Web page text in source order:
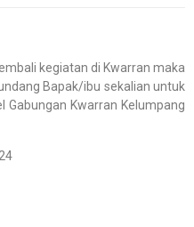
kegiatan di Kwarran maka
Bapak/ibu sekalian untuk
Gabungan Kwarran Kelumpang